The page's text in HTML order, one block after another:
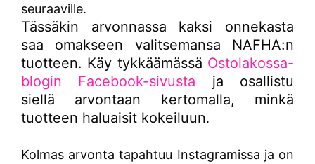
seuraaville.
Tässäkin arvonnassa kaksi onnekasta
saa omakseen valitsemansa NAFHA:n
tuotteen. Käy tykkäämässä Ostolakossa-
blogin Facebook-sivusta ja osallistu
siellä arvontaan kertomalla, minkä
tuotteen haluaisit kokeiluun.
Kolmas arvonta tapahtuu Instagramissa ja on